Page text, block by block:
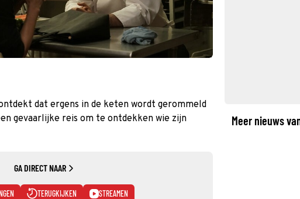
dat ergens in de keten wordt gerommeld
gevaarlijke reis om te ontdekken wie zijn
GA DIRECT NAAR
TERUGKIJKEN STREAMEN
Meer nieuws